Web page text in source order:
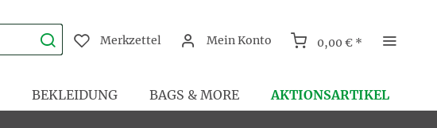
Merkzettel Mein Konto 0,00 € *
BEKLEIDUNG BAGS & MORE